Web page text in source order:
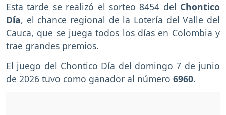
Esta tarde se realizó el sorteo 8454 del Chontico
Día, el chance regional de la Lotería del Valle del
Cauca, que se juega todos los días en Colombia y
trae grandes premios.
El juego del Chontico Día del domingo 7 de junio
de 2026 tuvo como ganador al número 6960.